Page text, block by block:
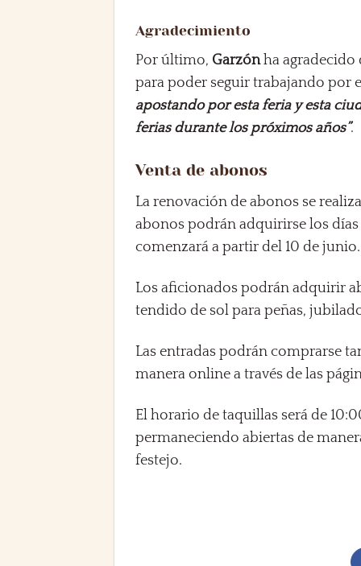
Agradecimiento
Por último, Garzónha agradecido
para poder seguir trabajando por
apostando por esta feria y esta
ferias durante los próximos años”.
Venta de abonos
La renovación de abonos se
abonos podrán adquirirse los
comenzará a partir del 10 de junio.
Los aficionados podrán adquirir
tendido de sol para peñas,
Las entradas podrán comprarse
manera online a través de las
El horario de taquillas será de
permaneciendo abiertas de
festejo.